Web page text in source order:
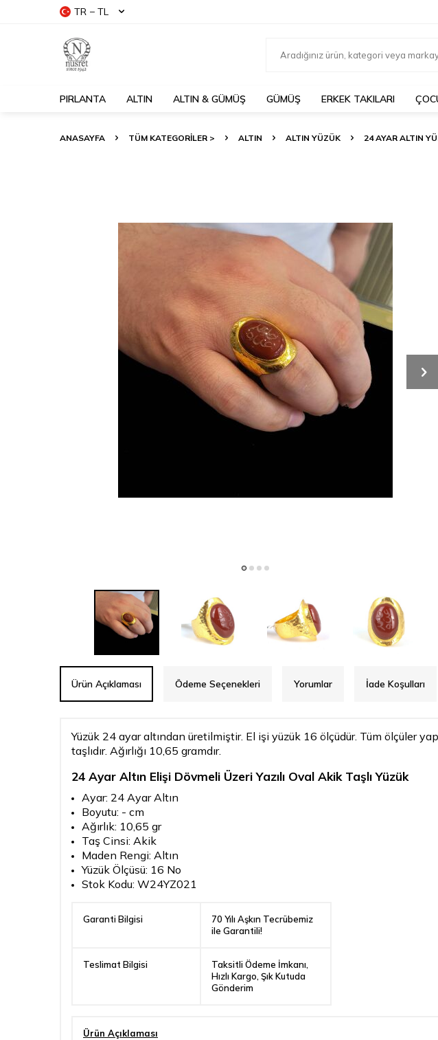
TR − TL
PIRLANTA ALTIN ALTIN & GÜMÜŞ GÜMÜŞ ERKEK TAKILARI
ANASAYFA TÜM KATEGORİLER > ALTIN ALTIN YÜZÜK 24 AYAR ALTIN
Ürün Açıklaması Ödeme Seçenekleri Yorumlar İade Koşulları
Yüzük 24 ayar altından üretilmiştir. El işi yüzük 16 ölçüdür. Tüm ölçüler
taşlıdır. Ağırlığı 10,65 gramdır.
24 Ayar Altın Elişi Dövmeli Üzeri Yazılı Oval Akik Taşlı Yüzük
Ayar: 24 Ayar Altın
Boyutu: - cm
Ağırlık: 10,65 gr
Taş Cinsi: Akik
Maden Rengi: Altın
Yüzük Ölçüsü: 16 No
Stok Kodu: W24YZ021
Garanti Bilgisi
70 Yılı Aşkın Tecrübemiz
ile Garantili!
Teslimat Bilgisi
Taksitli Ödeme İmkanı,
Hızlı Kargo, Şık Kutuda
Gönderim
Ürün Açıklaması